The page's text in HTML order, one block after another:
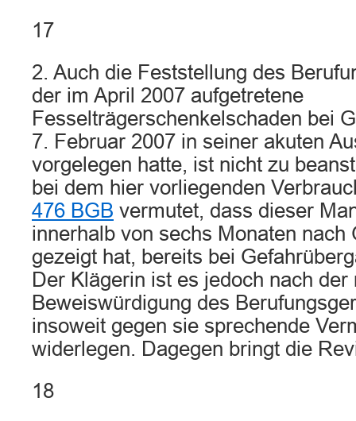
17
2. Auch die Feststellung des
der im April 2007 aufgetretene
Fesselträgerschenkelschaden bei
7. Februar 2007 in seiner akuten
vorgelegen hatte, ist nicht zu
bei dem hier vorliegenden
476 BGB vermutet, dass dieser
innerhalb von sechs Monaten nach
gezeigt hat, bereits bei
Der Klägerin ist es jedoch nach
Beweiswürdigung des
insoweit gegen sie sprechende
widerlegen. Dagegen bringt die
18